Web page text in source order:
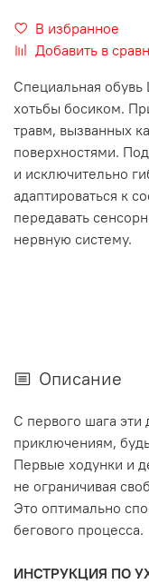
В избранное
Добавить в
Специальная
хотьбы босиком.
травм, вызванных
поверхностями.
и исключительно
адаптироваться к
передавать
нервную систему.
Описание
С первого шага
приключениям,
Первые ходунки и
не ограничивая
Это оптимально
бегового процесса.
ИНСТРУКЦИЯ ПО